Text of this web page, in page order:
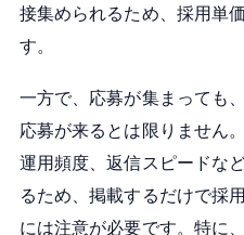
接集められるため、採用単
す。
一方で、応募が集まっても
応募が来るとは限りません
運用頻度、返信スピードな
るため、掲載するだけで採
には注意が必要です。特に